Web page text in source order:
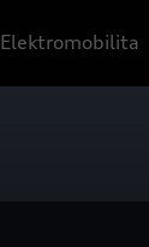
Elektromobilita